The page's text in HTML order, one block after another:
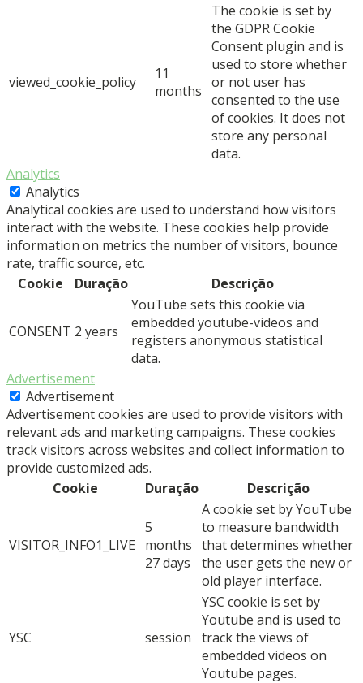
viewed_cookie_policy
11
months
The cookie is set by
the GDPR Cookie
Consent plugin and is
used to store whether
or not user has
consented to the use
of cookies. It does not
store any personal
data.
Analytics
Analytics
Analytical cookies are used to understand how visitors
interact with the website. These cookies help provide
information on metrics the number of visitors, bounce
rate, traffic source, etc.
Cookie
Duração Descrição
CONSENT 2 years
YouTube sets this cookie via
embedded youtube-videos and
registers anonymous statistical
data.
Advertisement
Advertisement
Advertisement cookies are used to provide visitors with
relevant ads and marketing campaigns. These cookies
track visitors across websites and collect information to
provide customized ads.
Cookie
Duração Descrição
VISITOR_INFO1_LIVE
5
months
27 days
A cookie set by YouTube
to measure bandwidth
that determines whether
the user gets the new or
old player interface.
YSC session
YSC cookie is set by
Youtube and is used to
track the views of
embedded videos on
Youtube pages.